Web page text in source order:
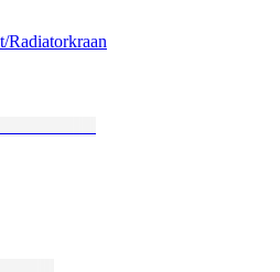
Radiatorkraan